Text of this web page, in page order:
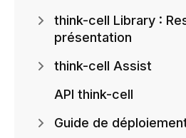
think-cell Library :
présentation
think-cell Assist
API think-cell
Guide de